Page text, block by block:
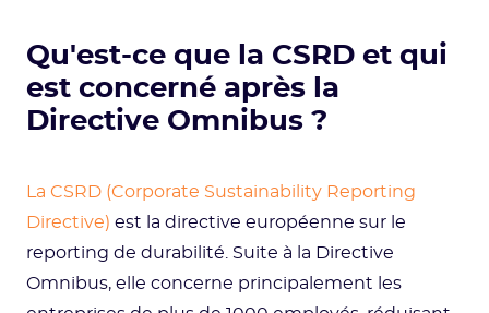
Qu'est-ce que la CSRD et qui
est concerné après la
Directive Omnibus ?
La CSRD (Corporate Sustainability Reporting
Directive) est la directive européenne sur le
reporting de durabilité. Suite à la Directive
Omnibus, elle concerne principalement les